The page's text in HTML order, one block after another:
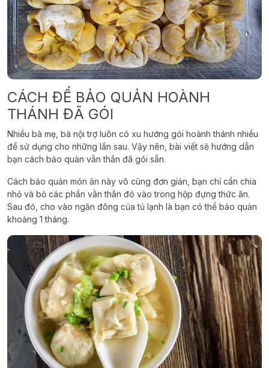
CÁCH ĐỂ BẢO QUẢN HOÀNH
THÁNH ĐÃ GÓI
Nhiều bà mẹ, bà nội trợ luôn có xu hướng gói hoành thánh nhiều
để sử dụng cho những lần sau. Vậy nên, bài viết sẽ hướng dẫn
bạn cách bảo quản vằn thắn đã gói sẵn.
Cách bảo quản món ăn này vô cùng đơn giản, bạn chỉ cần chia
nhỏ và bỏ các phần vằn thắn đó vào trong hộp đựng thức ăn.
Sau đó, cho vào ngăn đông của tủ lạnh là bạn có thể bảo quản
khoảng 1 tháng.